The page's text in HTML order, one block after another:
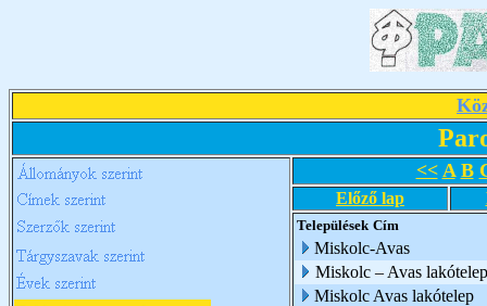
<< A B
Előző lap
Települések Cím
Miskolc-Avas
Miskolc – Avas lakótelep
Miskolc Avas lakótelep